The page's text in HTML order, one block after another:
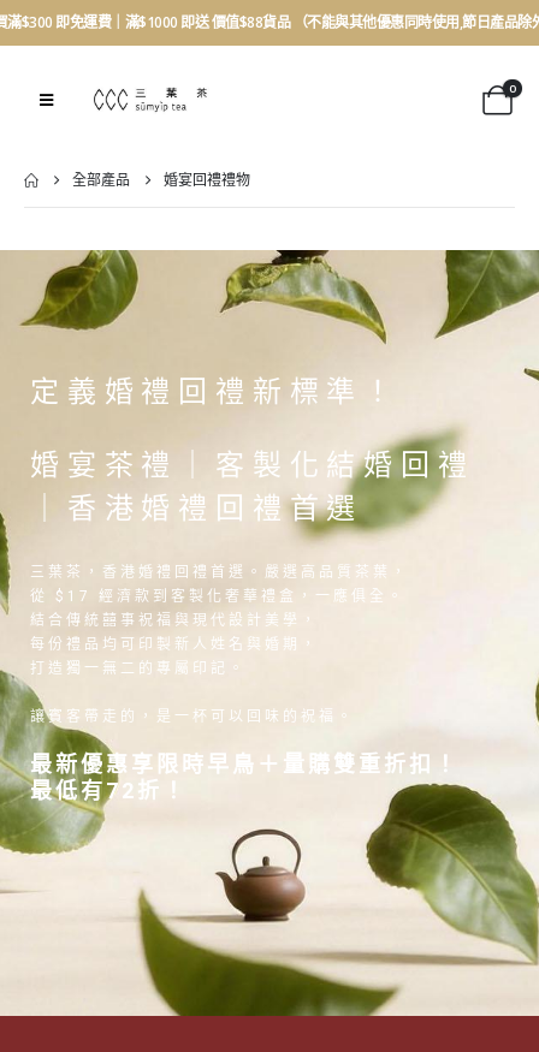
滿$300 即免運費｜滿$1000 即送 價值$88貨品 （不能與其他優惠同時使用,節日產品除
0
全部產品 婚宴回禮禮物
定義婚禮回禮新標準！
婚宴茶禮｜客製化結婚回禮
｜香港婚禮回禮首選
三葉茶，香港婚禮回禮首選。嚴選高品質茶葉，
從 $17 經濟款到客製化奢華禮盒，一應俱全。
結合傳統囍事祝福與現代設計美學，
每份禮品均可印製新人姓名與婚期，
打造獨一無二的專屬印記。
讓賓客帶走的，是一杯可以回味的祝福。
最新優惠享限時早鳥＋量購雙重折扣！
最低有72折！